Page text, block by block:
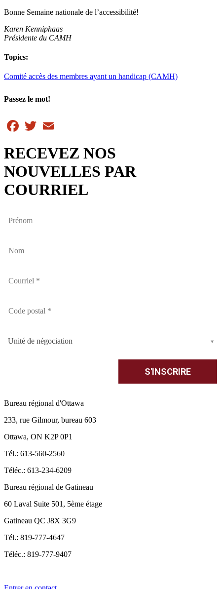
Bonne Semaine nationale de l’accessibilité!
Karen Kenniphaas
Présidente du CAMH
Topics:
Comité accès des membres ayant un handicap (CAMH)
Passez le mot!
Facebook
Twitter
RECEVEZ NOS
NOUVELLES PAR
COURRIEL
Unité de négociation
Bureau régional d'Ottawa
233, rue Gilmour, bureau 603
Ottawa, ON K2P 0P1
Tél.: 613-560-2560
Téléc.: 613-234-6209
Bureau régional de Gatineau
60 Laval Suite 501, 5ème étage
Gatineau QC J8X 3G9
Tél.: 819-777-4647
Téléc.: 819-777-9407